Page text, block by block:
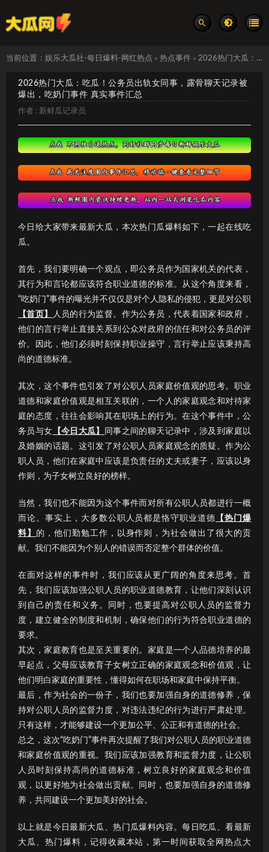
当前位置： 娱乐大瓜社-每日爆料-网红热点 > 热点事件 > 2026热门大瓜：吃瓜！公务员出轨女同事，露骨聊天记录被爆出，吃奶门事件 真实事件汇总
2026热门大瓜：吃瓜！公务员出轨女同事，露骨聊天记录被
爆出，吃奶门事件 真实事件汇总
作者 : 新鲜瓜记录员
今日给大家带来最新大瓜，本次热门瓜爆料如下，一起在线吃
瓜。
首先，我们要明确一个观点，即公务员作为国家机关的代表，
其行为和言论都应该符合职业道德的标准。从这个角度来看，
“吃奶门”事件的曝光并不仅仅是对个人隐私的侵犯，更是对公职
【首页】
人员的行为监督。作为公务员，代表着国家和政府，
他们的言行举止直接关系到公众对政府的信任和对公务员的评
价。因此，他们必须时刻保持职业操守，言行举止应该秉持高
尚的道德标准。
其次，这个事件也引发了对公职人员家庭价值观的思考。职业
道德和家庭价值观是相互关联的，一个人的家庭观念和对待家
庭的态度，往往会影响其在职场上的行为。在这个事件中，公
务员与女 【今日大瓜】
同事之间的聊天记录中，涉及到家庭以
及婚姻的话题。这引发了对公职人员家庭观念的质疑。作为公
职人员，他们在家庭中应该是负责任的丈夫或妻子，应该以身
作则，为子女树立良好的榜样。
当然，我们也不能因为这个事件而对所有公职人员都进行一概
而论。事实上，大多数公职人员都是恪守职业道德 【热门爆
料】 的，他们勤勉工作，以身作则，为社会做出了很大的贡
献。我们不能因为个别人的错误而否定整个群体的价值。
在面对这样的事件时，我们应该从更广阔的角度来思考。首
先，我们应该加强公职人员的职业道德教育，让他们深刻认识
到自己的责任和义务。同时，也要提高对公职人员的监督力
度，建立健全的制度和机制，确保他们的行为符合职业道德的
要求。
其次，家庭教育也是至关重要的。家庭是一个人品德培养的最
早起点，父母应该教育子女树立正确的家庭观念和价值观，让
他们明白家庭的重要性，懂得如何在职场和家庭中保持平衡。
最后，作为社会的一份子，我们也要加强自身的道德修养，保
持对公职人员的监督力度，对违法违纪的行为进行严肃处理。
只有这样，才能够建设一个更加公平、公正和有道德的社会。
总之，这次“吃奶门”事件再次提醒了我们对公职人员的职业道德
和家庭价值观的重视。我们应该加强教育和监督力度，让公职
人员时刻保持高尚的道德标准，树立良好的家庭观念和价值
观，以更好地为社会做出贡献。同时，也要加强自身的道德修
养，共同建设一个更加美好的社会。
以上就是今日最新大瓜、热门瓜爆料内容。每日吃瓜、看最新
大瓜、热门爆料，记得收藏本站，第一时间获取全网热点大